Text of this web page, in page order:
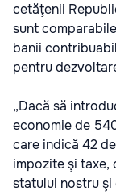
cetăţenii
sunt
banii
pentru
„Dacă să
economie de
care indică 42
impozite şi taxe,
statului nostru şi